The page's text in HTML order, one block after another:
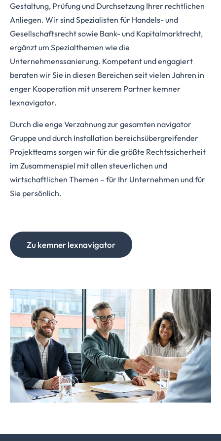
Gestaltung, Prüfung und Durchsetzung Ihrer rechtlichen
Anliegen. Wir sind Spezialisten für Handels- und
Gesellschaftsrecht sowie Bank- und Kapitalmarktrecht,
ergänzt um Spezialthemen wie die
Unternehmenssanierung. Kompetent und engagiert
beraten wir Sie in diesen Bereichen seit vielen Jahren in
enger Kooperation mit unserem Partner kemner
lexnavigator.
Durch die enge Verzahnung zur gesamten navigator
Gruppe und durch Installation bereichsübergreifender
Projektteams sorgen wir für die größte Rechtssicherheit
im Zusammenspiel mit allen steuerlichen und
wirtschaftlichen Themen – für Ihr Unternehmen und für
Sie persönlich.
Zu kemner lexnavigator